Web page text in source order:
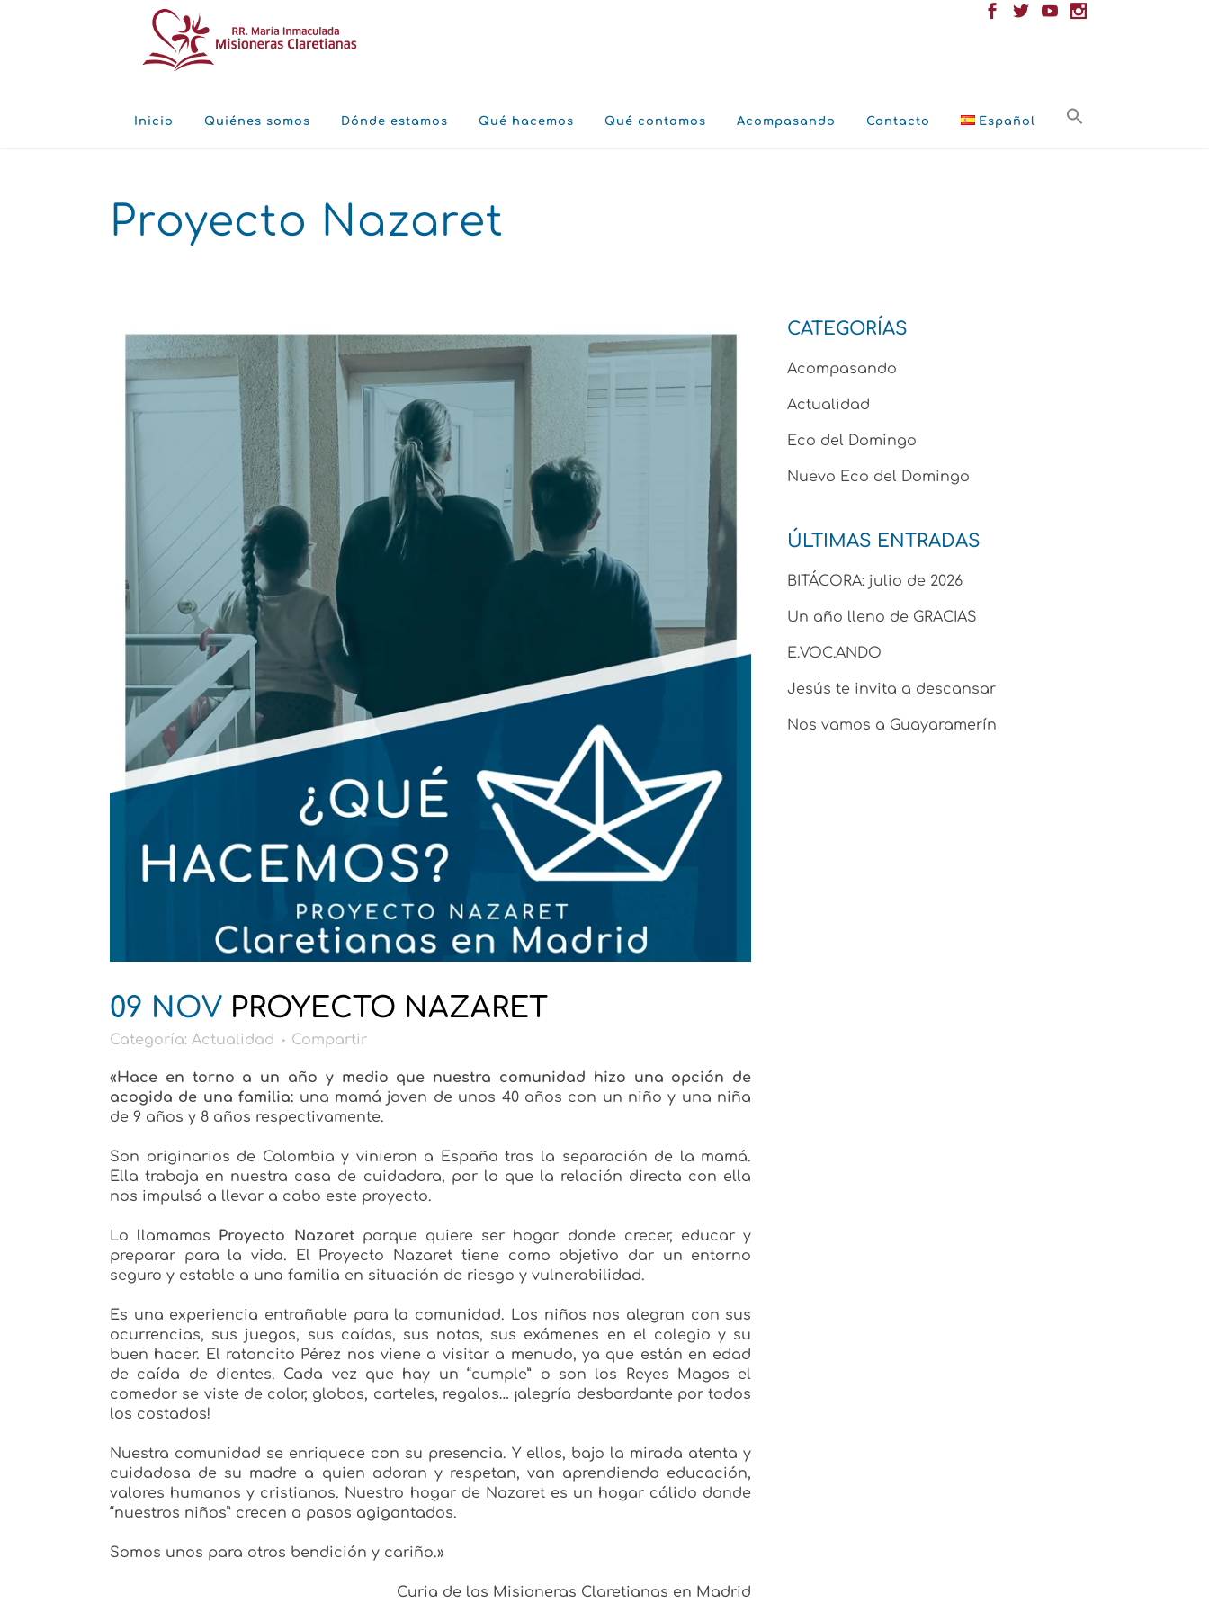
Inicio Quiénes somos Dónde estamos Qué hacemos Qué contamos Acompasando Contacto Español
Proyecto Nazaret
09 NOV PROYECTO NAZARET
Categoría: Actualidad Compartir
«Hace en torno a un año y medio que nuestra comunidad hizo una opción de
acogida de una familia: una mamá joven de unos 40 años con un niño y una niña
de 9 años y 8 años respectivamente.
Son originarios de Colombia y vinieron a España tras la separación de la mamá.
Ella trabaja en nuestra casa de cuidadora, por lo que la relación directa con ella
nos impulsó a llevar a cabo este proyecto.
Lo llamamos Proyecto Nazaretporque quiere ser hogar donde crecer, educar y
preparar para la vida. El Proyecto Nazaret tiene como objetivo dar un entorno
seguro y estable a una familia en situación de riesgo y vulnerabilidad.
Es una experiencia entrañable para la comunidad. Los niños nos alegran con sus
ocurrencias, sus juegos, sus caídas, sus notas, sus exámenes en el colegio y su
buen hacer. El ratoncito Pérez nos viene a visitar a menudo, ya que están en edad
de caída de dientes. Cada vez que hay un “cumple” o son los Reyes Magos el
comedor se viste de color, globos, carteles, regalos… ¡alegría desbordante por todos
los costados!
Nuestra comunidad se enriquece con su presencia. Y ellos, bajo la mirada atenta y
cuidadosa de su madre a quien adoran y respetan, van aprendiendo educación,
valores humanos y cristianos. Nuestro hogar de Nazaret es un hogar cálido donde
“nuestros niños” crecen a pasos agigantados.
Somos unos para otros bendición y cariño.»
Curia de las Misioneras Claretianas en Madrid
CATEGORÍAS
Acompasando
Actualidad
Eco del Domingo
Nuevo Eco del Domingo
ÚLTIMAS ENTRADAS
BITÁCORA: julio de 2026
Un año lleno de GRACIAS
E.VOC.ANDO
Jesús te invita a descansar
Nos vamos a Guayaramerín